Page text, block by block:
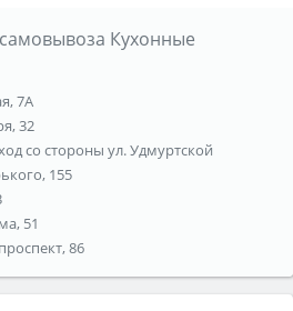
Кухонные
7А
32
со стороны ул. Удмуртской
155
51
86